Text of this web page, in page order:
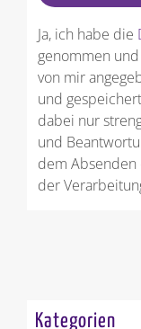
Ja, ich habe die
genommen
von mir
und
dabei nur
und
dem
der
Kategorien